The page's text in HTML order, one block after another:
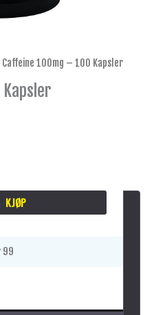
Caffeine 100mg – 100 Kapsler
KJØP
99